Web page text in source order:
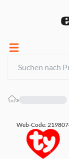
»
Web-Code: